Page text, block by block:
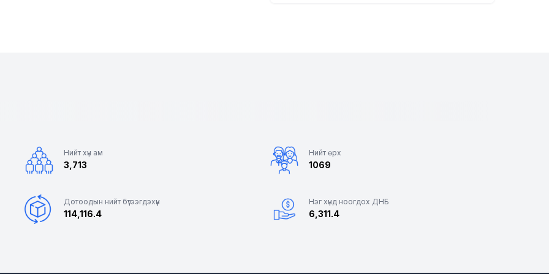
Нийт хүн ам
3,713
Нийт өрх
1069
Дотоодын нийт бүтээгдэхүүн
114,116.4
Нэг хүнд ноогдох ДНБ
6,311.4